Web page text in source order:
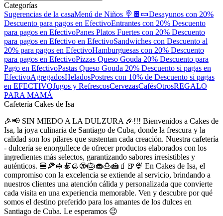
Categorías
Sugerencias de la casaMenú de Niños 🍭🍫🍬Desayunos con 20%
Descuento para pagos en EfectivoEntrantes con 20% Descuento
para pagos en EfectivoPanes Platos Fuertes con 20% Descuento
para pagos en Efectivo en EfectivoSandwiches con Descuento al
20% para pagos en EfectivoHamburguesas con 20% Descuento
para pagos en EfectivoPizzas Queso Gouda 20% Descuento para
Pago en EfectivoPastas Queso Gouda 20% Descuento si pagas en
EfectivoAgregadosHeladosPostres con 10% de Descuento si pagas
en EFECTIVOJugos y RefrescosCervezasCafésOtrosREGALO
PARA MAMÁ
Cafetería Cakes de Isa
🎉📢 SIN MIEDO A LA DULZURA 🎉!!! Bienvenidos a Cakes de
Isa, la joya culinaria de Santiago de Cuba, donde la frescura y la
calidad son los pilares que sustentan cada creación. Nuestra cafetería
- dulcería se enorgullece de ofrecer productos elaborados con los
ingredientes más selectos, garantizando sabores irresistibles y
auténticos. 🍔🍕🥪🍝🥮🍥🎂🧁🍮🍰🧃🍺🍨 En Cakes de Isa, el
compromiso con la excelencia se extiende al servicio, brindando a
nuestros clientes una atención cálida y personalizada que convierte
cada visita en una experiencia memorable. Ven y descubre por qué
somos el destino preferido para los amantes de los dulces en
Santiago de Cuba. Le esperamos 😉